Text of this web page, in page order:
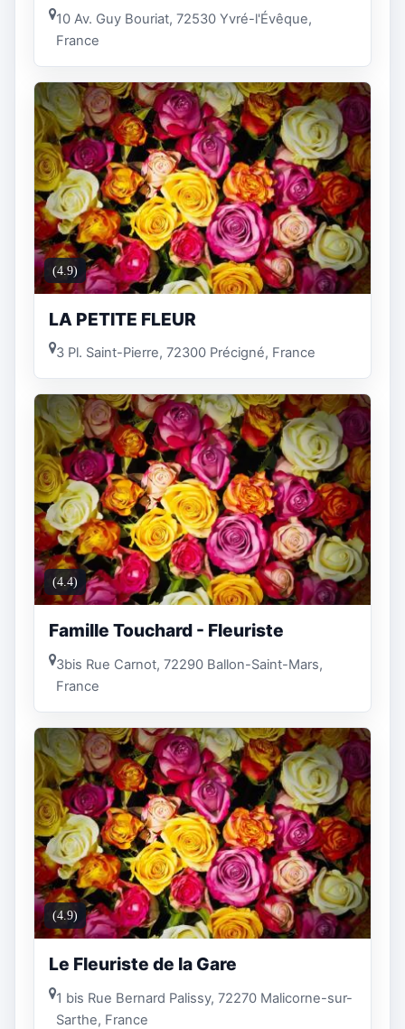
10 Av. Guy Bouriat, 72530 Yvré-l'Évêque,
France
(4.9)
LA PETITE FLEUR
3 Pl. Saint-Pierre, 72300 Précigné, France
(4.4)
Famille Touchard - Fleuriste
3bis Rue Carnot, 72290 Ballon-Saint-Mars,
France
(4.9)
Le Fleuriste de la Gare
1 bis Rue Bernard Palissy, 72270 Malicorne-sur-
Sarthe, France